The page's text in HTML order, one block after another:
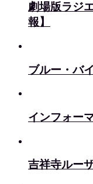
劇場版ラジ
報】
ブルー・バ
インフォー
吉祥寺ルー